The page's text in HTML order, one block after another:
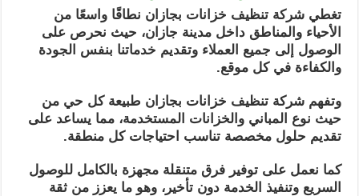
تغطي شركة تنظيف خزانات بجازان نطاقًا واسعًا من
الأحياء والمناطق داخل مدينة جازان، حيث نحرص على
الوصول إلى جميع العملاء وتقديم خدماتنا بنفس الجودة
والكفاءة في كل موقع.
وتفهم شركة تنظيف خزانات بجازان طبيعة كل حي من
حيث نوع المباني والخزانات المستخدمة، مما يساعد على
تقديم حلول مخصصة تناسب احتياجات كل منطقة.
كما نعمل على توفير فرق متنقلة مجهزة بالكامل للوصول
السريع وتنفيذ الخدمة دون تأخير، وهو ما يعزز من ثقة